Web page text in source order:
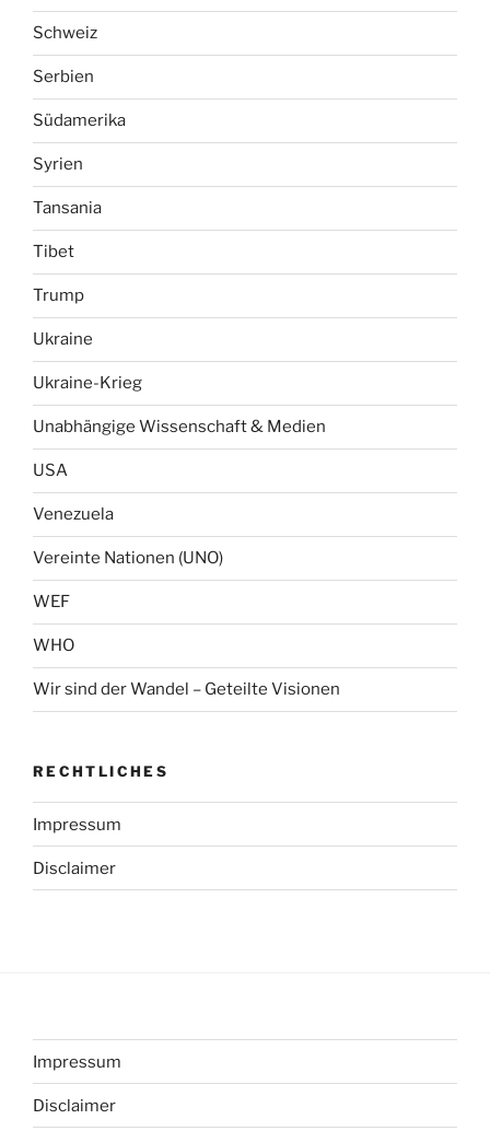
Schweiz
Serbien
Südamerika
Syrien
Tansania
Tibet
Trump
Ukraine
Ukraine-Krieg
Unabhängige Wissenschaft & Medien
USA
Venezuela
Vereinte Nationen (UNO)
WEF
WHO
Wir sind der Wandel – Geteilte Visionen
RECHTLICHES
Impressum
Disclaimer
Impressum
Disclaimer